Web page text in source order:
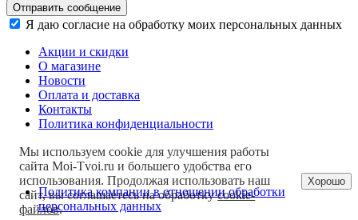
Отправить сообщение
Я даю согласие на обработку моих персональных данных
Акции и скидки
О магазине
Новости
Оплата и доставка
Контакты
Политика конфиденциальности
Политика компании в отношении обработки
персональных данных
Мы используем cookie для улучшения работы
сайта Moi-Tvoi.ru и большего удобства его
использования. Продолжая использовать наш
сайт, вы соглашаетесь на обработкуcookie-
файлов.
Хорошо